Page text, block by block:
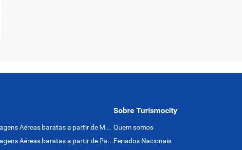
Passagens Aéreas baratas a partir de México
Passagens Aéreas baratas a partir de Panamá
Sobre Turismocity
Quem somos
Feriados Nacionais